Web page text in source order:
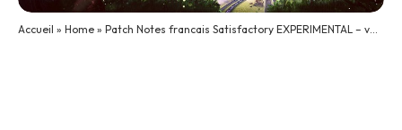
Accueil » Home » Patch Notes francais Satisfactory EXPERIMENTAL – v0.3.6.12 – Build 137570Fix des convoyeurs (part.3)